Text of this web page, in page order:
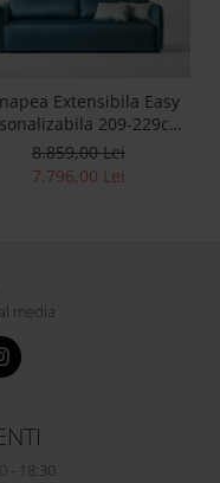
Extensibila Easy
209-229cm
Contemporan Tapiterie
Stofa
8.859,00 Lei
7.796,00 Lei
media
- 18:30